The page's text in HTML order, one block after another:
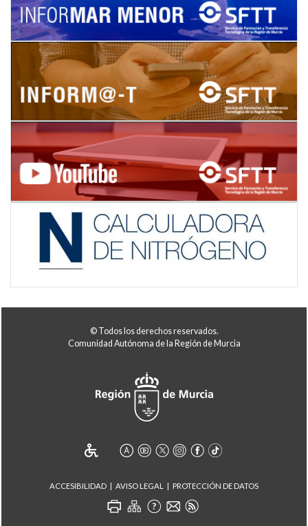
© Todos los derechos reservados.
Comunidad Autónoma de la Región de Murcia
ACCESIBILIDAD AVISO LEGAL PROTECCIÓN DE DATOS